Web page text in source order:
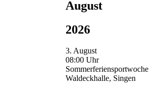
August
2026
3. August
08:00 Uhr
Sommerferiensportwoche
Waldeckhalle, Singen